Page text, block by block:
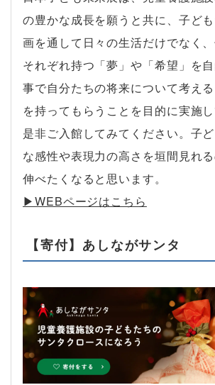
の豊かな成長を願うと共に、子ど
画を通して日々の生活だけでなく
それぞれ持つ「夢」や「希望」を
事で自分たちの将来について考える
を持ってもらうことを目的に実施し
是非ご入館してみてください。子
な感性や表現力の高さを垣間見れ
伸べたくなると思います。
▶︎WEBページはこちら
【寄付】あしながサンタ